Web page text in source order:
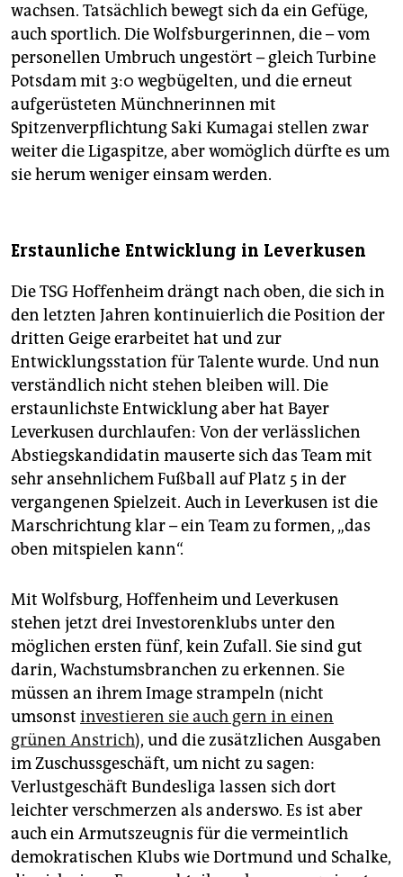
wachsen. Tatsächlich bewegt sich da ein Gefüge,
auch sportlich. Die Wolfsburgerinnen, die – vom
personellen Umbruch ungestört – gleich Turbine
Potsdam mit 3:0 wegbügelten, und die erneut
aufgerüsteten Münchnerinnen mit
Spitzenverpflichtung Saki Kumagai stellen zwar
weiter die Ligaspitze, aber womöglich dürfte es um
sie herum weniger einsam werden.
Erstaunliche Entwicklung in Leverkusen
Die TSG Hoffenheim drängt nach oben, die sich in
den letzten Jahren kontinuierlich die Position der
dritten Geige erarbeitet hat und zur
Entwicklungsstation für Talente wurde. Und nun
verständlich nicht stehen bleiben will. Die
erstaunlichste Entwicklung aber hat Bayer
Leverkusen durchlaufen: Von der verlässlichen
Abstiegskandidatin mauserte sich das Team mit
sehr ansehnlichem Fußball auf Platz 5 in der
vergangenen Spielzeit. Auch in Leverkusen ist die
Marschrichtung klar – ein Team zu formen, „das
oben mitspielen kann“.
Mit Wolfsburg, Hoffenheim und Leverkusen
stehen jetzt drei Investorenklubs unter den
möglichen ersten fünf, kein Zufall. Sie sind gut
darin, Wachstumsbranchen zu erkennen. Sie
müssen an ihrem Image strampeln (nicht
umsonst investieren sie auch gern in einen
grünen Anstrich), und die zusätzlichen Ausgaben
im Zuschussgeschäft, um nicht zu sagen:
Verlustgeschäft Bundesliga lassen sich dort
leichter verschmerzen als anderswo. Es ist aber
auch ein Armutszeugnis für die vermeintlich
demokratischen Klubs wie Dortmund und Schalke,